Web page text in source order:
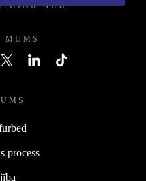
NEW.
MUMS
process